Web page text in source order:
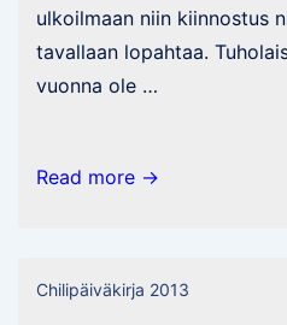
ulkoilmaan niin kiinnostus
tavallaan lopahtaa.
vuonna ole …
System
Read more →
Chilipäiväkirja 2013